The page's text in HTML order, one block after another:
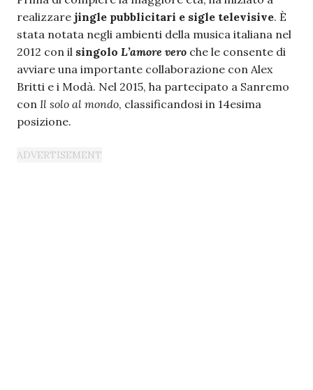
realizzare jingle pubblicitari e sigle televisive. È
stata notata negli ambienti della musica italiana nel
2012 con il singolo L’amore vero che le consente di
avviare una importante collaborazione con Alex
Britti e i Modà. Nel 2015, ha partecipato a Sanremo
con Il solo al mondo, classificandosi in 14esima
posizione.